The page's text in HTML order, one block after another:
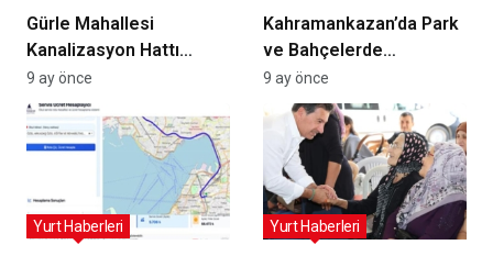
Gürle Mahallesi
Kanalizasyon Hattı
Yenilendi: Altyapı
Güvenliği ve
Sürdürülebilirlik için
Adım
9 ay önce
Kahramankazan’da Park
ve Bahçelerde
Yenilenme Hareketi:
Çevre ve Güvenlik İçin
Budama ve Onarım
Atölyesi
9 ay önce
Yurt Haberleri Yurt Haberleri